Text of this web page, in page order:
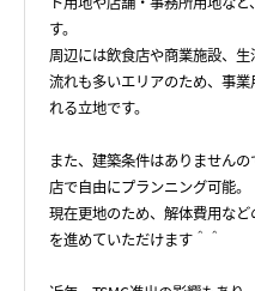
す。
周辺には飲食店や商業施設、
流れも多いエリアのため、事
れる立地です。
また、建築条件はありません
店で自由にプランニング可能。
現在更地のため、解体費用な
を進めていただけます＾＾